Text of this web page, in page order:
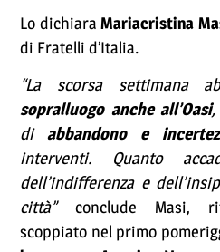
Lo dichiaraMariacristina
di Fratelli d’Italia.
“La scorsa settimana
sopralluogo anche all’Oasi
diabbandono e
interventi. Quanto
dell’indifferenza e
città”conclude Masi,
scoppiato nel primo